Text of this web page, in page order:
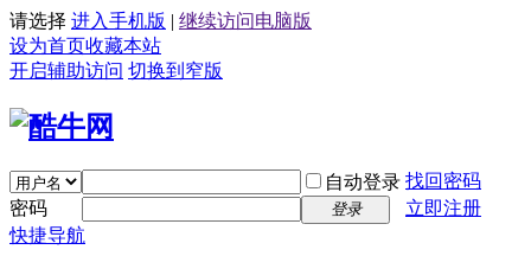
请选择 进入手机版 | 继续访问电脑版
设为首页收藏本站
开启辅助访问 切换到窄版
自动登录 找回密码
密码
登录
立即注册
快捷导航